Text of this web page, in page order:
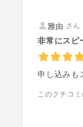
雅由 さ
非常にスピ
申し込みも
このクチコ